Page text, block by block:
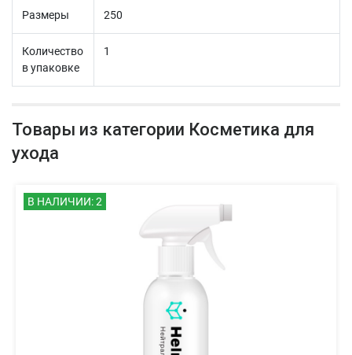
Размеры 250
Количество
в упаковке
1
Товары из категории Косметика для
ухода
В НАЛИЧИИ: 2